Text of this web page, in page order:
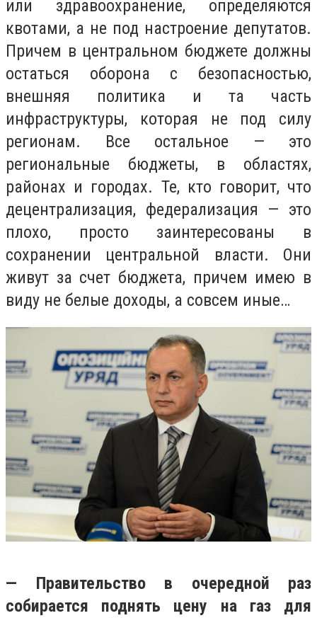
или здравоохранение, определяются
квотами, а не под настроение депутатов.
Причем в центральном бюджете должны
остаться оборона с безопасностью,
внешняя политика и та часть
инфраструктуры, которая не под силу
регионам. Все остальное — это
региональные бюджеты, в областях,
районах и городах. Те, кто говорит, что
децентрализация, федерализация — это
плохо, просто заинтересованы в
сохранении центральной власти. Они
живут за счет бюджета, причем имею в
виду не белые доходы, а совсем иные…
— Правительство в очередной раз
собирается поднять цену на газ для